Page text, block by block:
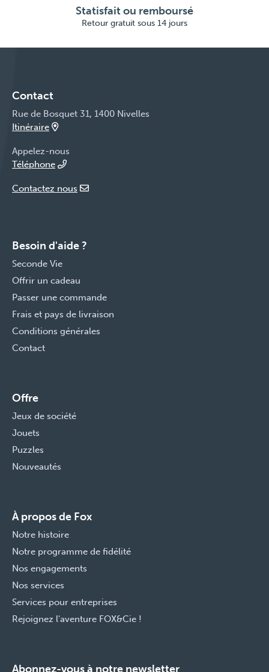
Statisfait ou remboursé
Retour gratuit sous 14 jours
Contact
Rue de Bosquet 31, 1400 Nivelles
Itinéraire
Appelez-nous
Téléphone
Contactez nous
Besoin d'aide ?
Seconde Vie
Offrir un cadeau
Passer une commande
Frais et pays de livraison
Conditions générales
Contact
Offre
Jeux de société
Jouets
Puzzles
Nouveautés
À propos de Fox
Notre histoire
Notre programme de fidélité
Nos engagements
Nos services
Services pour entreprises
Rejoignez l'aventure FOX&Cie !
Abonnez-vous à notre newsletter